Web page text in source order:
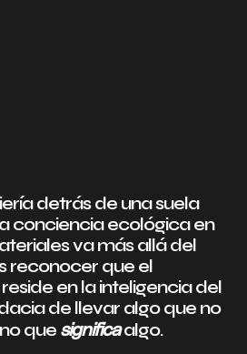
detrás de una suela
conciencia ecológica en
va más allá del
reconocer que el
en la inteligencia del
de llevar algo que no
que significaalgo.